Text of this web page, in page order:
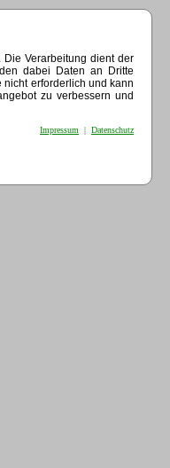
Verarbeitung dient der
dabei Daten an Dritte
erforderlich und kann
zu verbessern und
Impressum | Datenschutz